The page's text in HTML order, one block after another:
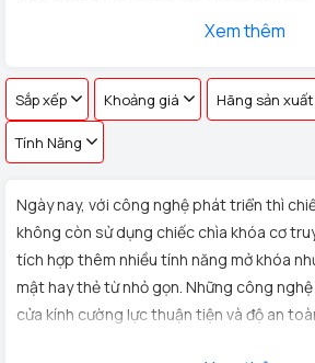
cửa kính văn phòng, cửa hàng, nhà
Xem thêm
Sắp xếp Khoảng giá Hãng sản xuất
Tính Năng
Ngày nay, với công nghệ phát triển thì
không còn sử dụng chiếc chìa khóa cơ
tích hợp thêm nhiều tính năng mở khóa
mật hay thẻ từ nhỏ gọn. Những công
cửa kính cường lực thuận tiện và độ an